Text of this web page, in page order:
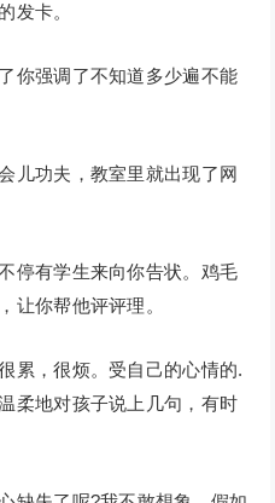
发卡。
你强调了不知道多少遍不能
儿功夫，教室里就出现了网
停有学生来向你告状。鸡毛
让你帮他评评理。
累，很烦。受自己的心情的.
柔地对孩子说上几句，有时